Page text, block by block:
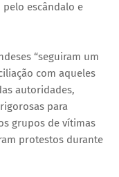
pelo escândalo e
“seguiram um
com aqueles
autoridades,
para
grupos de vítimas
protestos durante